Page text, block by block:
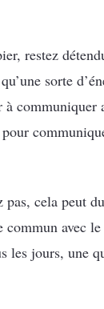
restez
sorte
cela peut
avec
les jours, une